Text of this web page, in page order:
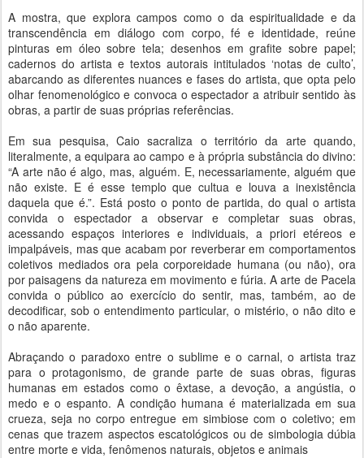
A mostra, que explora campos como o da espiritualidade e da
transcendência em diálogo com corpo, fé e identidade, reúne
pinturas em óleo sobre tela; desenhos em grafite sobre papel;
cadernos do artista e textos autorais intitulados ‘notas de culto’,
abarcando as diferentes nuances e fases do artista, que opta pelo
olhar fenomenológico e convoca o espectador a atribuir sentido às
obras, a partir de suas próprias referências.
Em sua pesquisa, Caio sacraliza o território da arte quando,
literalmente, a equipara ao campo e à própria substância do divino:
“A arte não é algo, mas, alguém. E, necessariamente, alguém que
não existe. E é esse templo que cultua e louva a inexistência
daquela que é.”. Está posto o ponto de partida, do qual o artista
convida o espectador a observar e completar suas obras,
acessando espaços interiores e individuais, a priori etéreos e
impalpáveis, mas que acabam por reverberar em comportamentos
coletivos mediados ora pela corporeidade humana (ou não), ora
por paisagens da natureza em movimento e fúria. A arte de Pacela
convida o público ao exercício do sentir, mas, também, ao de
decodificar, sob o entendimento particular, o mistério, o não dito e
o não aparente.
Abraçando o paradoxo entre o sublime e o carnal, o artista traz
para o protagonismo, de grande parte de suas obras, figuras
humanas em estados como o êxtase, a devoção, a angústia, o
medo e o espanto. A condição humana é materializada em sua
crueza, seja no corpo entregue em simbiose com o coletivo; em
cenas que trazem aspectos escatológicos ou de simbologia dúbia
entre morte e vida, fenômenos naturais, objetos e animais